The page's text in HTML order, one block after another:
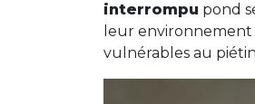
interrompu pond
leur
vulnérables au